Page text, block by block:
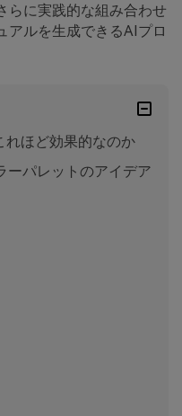
らに実践的な組み合わせ
アルを生成できるAIプロ
れほど効果的なのか
ーパレットのアイデア